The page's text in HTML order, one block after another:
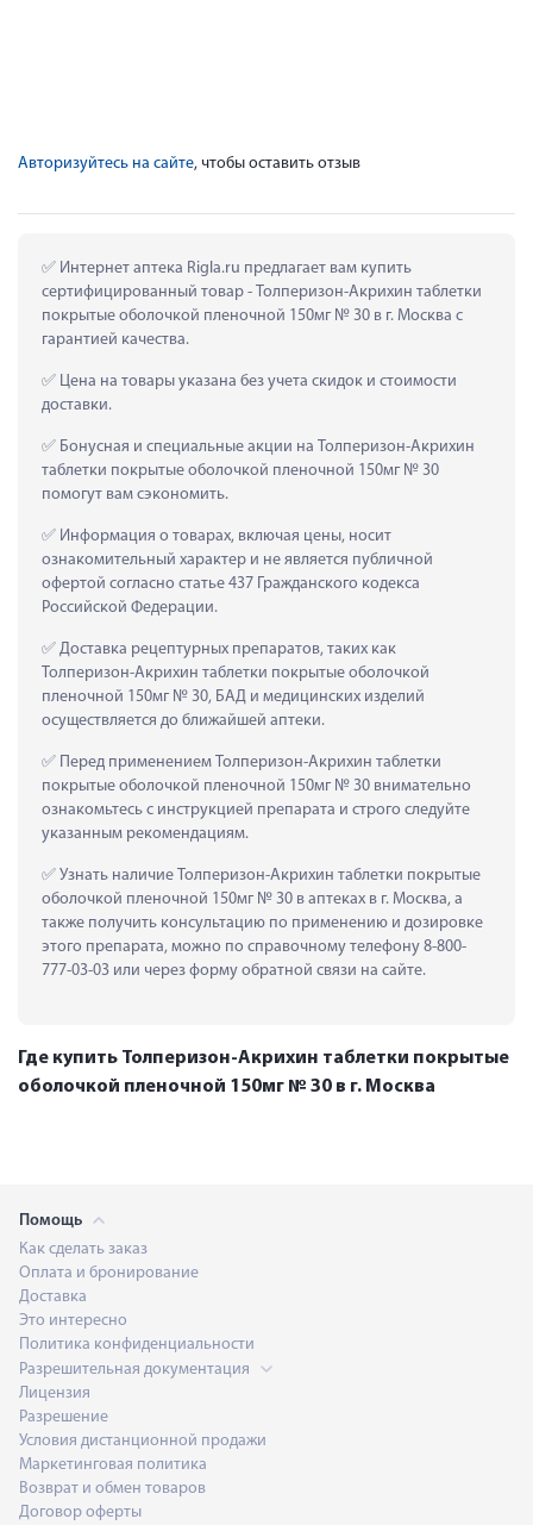
Авторизуйтесь на сайте, чтобы оставить отзыв
Интернет аптека Rigla.ru предлагает вам купить
сертифицированный товар - Толперизон-Акрихин таблетки
покрытые оболочкой пленочной 150мг № 30 в г. Москва с
гарантией качества.
Цена на товары указана без учета скидок и стоимости
доставки.
Бонусная и специальные акции на Толперизон-Акрихин
таблетки покрытые оболочкой пленочной 150мг № 30
помогут вам сэкономить.
Информация о товарах, включая цены, носит
ознакомительный характер и не является публичной
офертой согласно статье 437 Гражданского кодекса
Российской Федерации.
Доставка рецептурных препаратов, таких как
Толперизон-Акрихин таблетки покрытые оболочкой
пленочной 150мг № 30, БАД и медицинских изделий
осуществляется до ближайшей аптеки.
Перед применением Толперизон-Акрихин таблетки
покрытые оболочкой пленочной 150мг № 30 внимательно
ознакомьтесь с инструкцией препарата и строго следуйте
указанным рекомендациям.
Узнать наличие Толперизон-Акрихин таблетки покрытые
оболочкой пленочной 150мг № 30 в аптеках в г. Москва, а
также получить консультацию по применению и дозировке
этого препарата, можно по справочному телефону 8-800-
777-03-03 или через форму обратной связи на сайте.
Где купить Толперизон-Акрихин таблетки покрытые
оболочкой пленочной 150мг № 30 в г. Москва
Помощь
Как сделать заказ
Оплата и бронирование
Доставка
Это интересно
Политика конфиденциальности
Разрешительная документация
Лицензия
Разрешение
Условия дистанционной продажи
Маркетинговая политика
Возврат и обмен товаров
Договор оферты